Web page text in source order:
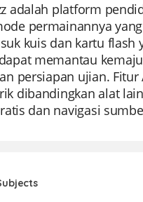
adalah platform
permainannya
kuis dan kartu flash
memantau
persiapan ujian.
dibandingkan alat
dan navigasi